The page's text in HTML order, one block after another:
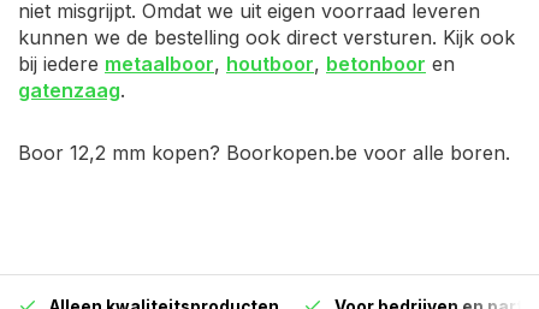
niet misgrijpt. Omdat we uit eigen voorraad leveren
kunnen we de bestelling ook direct versturen. Kijk ook
bij iedere metaalboor, houtboor, betonboor en
gatenzaag.
Boor 12,2 mm kopen? Boorkopen.be voor alle boren.